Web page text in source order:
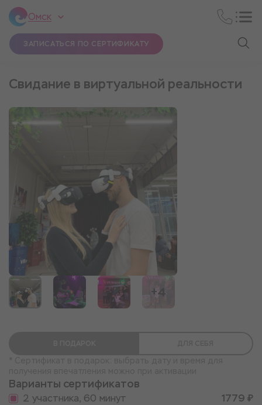
Омск
ЗАПИСАТЬСЯ ПО СЕРТИФИКАТУ
Свидание в виртуальной реальности
+4
Варианты сертификатов
2 участника, 60 минут 1779 ₽